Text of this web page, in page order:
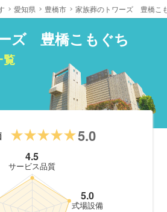
愛知県 豊橋市 家族葬のトワーズ 豊橋こ
ズ 豊橋こもぐち
覧
5.0
4.5
サービス品質
5.0
式場設備